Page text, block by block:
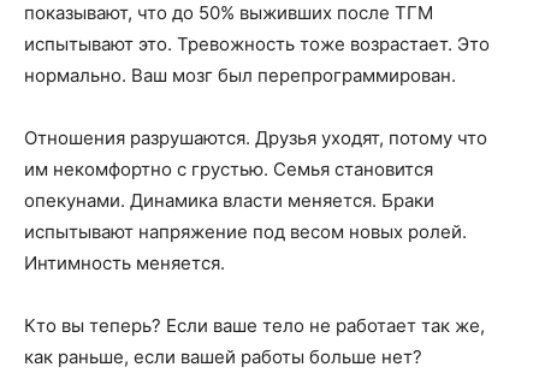
показывают, что до 50% выживших после ТГМ
испытывают это. Тревожность тоже возрастает. Это
нормально. Ваш мозг был перепрограммирован.
Отношения разрушаются. Друзья уходят, потому что
им некомфортно с грустью. Семья становится
опекунами. Динамика власти меняется. Браки
испытывают напряжение под весом новых ролей.
Интимность меняется.
Кто вы теперь? Если ваше тело не работает так же,
как раньше, если вашей работы больше нет?